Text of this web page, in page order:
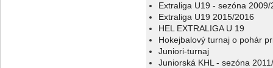
Extraliga U19 - sezóna 2009/
Extraliga U19 2015/2016
HEL EXTRALIGA U 19
Hokejbalový turnaj o pohár
Juniori-turnaj
Juniorská KHL - sezóna